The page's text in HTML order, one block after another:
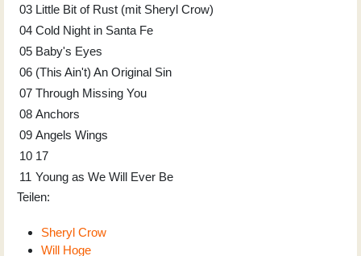
03 Little Bit of Rust (mit Sheryl Crow)
04 Cold Night in Santa Fe
05 Baby's Eyes
06 (This Ain't) An Original Sin
07 Through Missing You
08 Anchors
09 Angels Wings
10 17
11 Young as We Will Ever Be
Teilen:
Sheryl Crow
Will Hoge